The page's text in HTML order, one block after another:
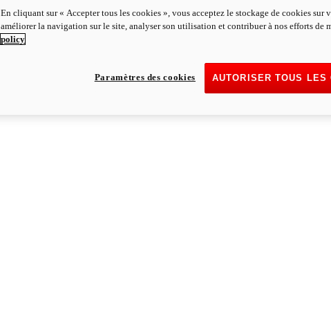
En cliquant sur « Accepter tous les cookies », vous acceptez le stockage de cookies sur
améliorer la navigation sur le site, analyser son utilisation et contribuer à nos efforts de
policy
AUTORISER TOUS LES
Paramètres des cookies